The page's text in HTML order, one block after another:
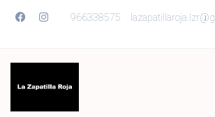
966338575